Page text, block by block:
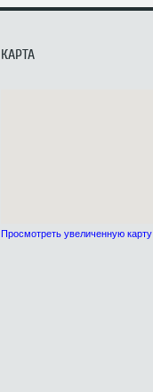
КАРТА
Просмотреть увеличенную карту